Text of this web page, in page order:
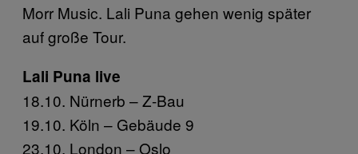
Morr Music. Lali Puna gehen wenig später
auf große Tour.
Lali Puna live
18.10. Nürnerb – Z-Bau
19.10. Köln – Gebäude 9
23.10. London – Oslo